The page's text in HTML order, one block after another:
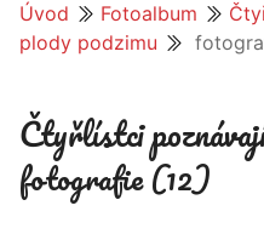
Úvod Fotoalbum
plody podzimu
Čtyřlístci
fotografie (12)